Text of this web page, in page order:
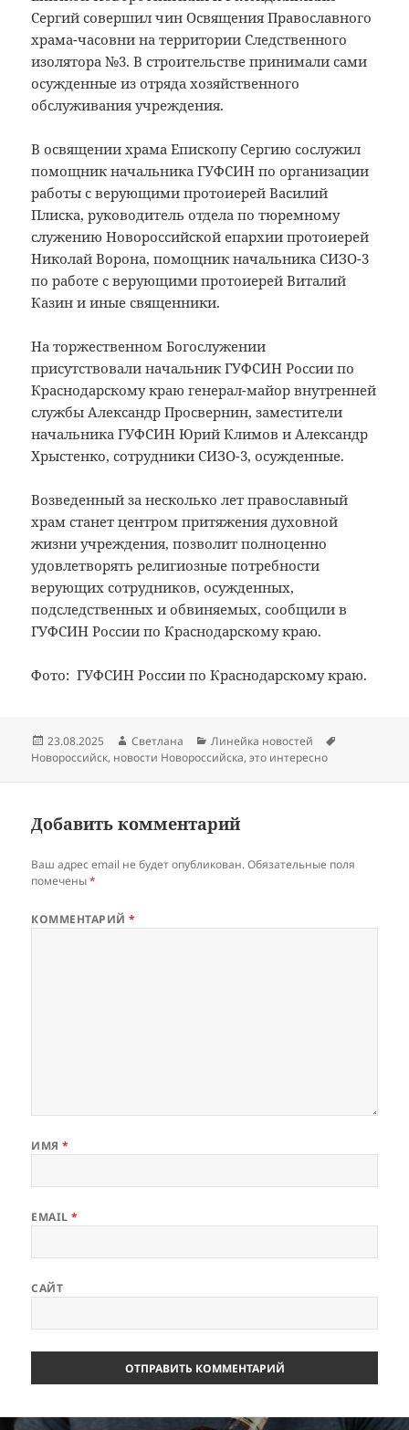
Сергий совершил чин Освящения Православного
храма-часовни на территории Следственного
изолятора №3. В строительстве принимали сами
осужденные из отряда хозяйственного
обслуживания учреждения.
В освящении храма Епископу Сергию сослужил
помощник начальника ГУФСИН по организации
работы с верующими протоиерей Василий
Плиска, руководитель отдела по тюремному
служению Новороссийской епархии протоиерей
Николай Ворона, помощник начальника СИЗО-3
по работе с верующими протоиерей Виталий
Казин и иные священники.
На торжественном Богослужении
присутствовали начальник ГУФСИН России по
Краснодарскому краю генерал-майор внутренней
службы Александр Просвернин, заместители
начальника ГУФСИН Юрий Климов и Александр
Хрыстенко, сотрудники СИЗО-3, осужденные.
Возведенный за несколько лет православный
храм станет центром притяжения духовной
жизни учреждения, позволит полноценно
удовлетворять религиозные потребности
верующих сотрудников, осужденных,
подследственных и обвиняемых, сообщили в
ГУФСИН России по Краснодарскому краю.
Фото: ГУФСИН России по Краснодарскому краю.
Опубликовано
23.08.2025 Автор
Светлана Рубрики
Линейка новостей
Новороссийск, новости Новороссийска,это интересно
Добавить комментарий
Ваш адрес email не будет опубликован. Обязательные поля
помечены*
КОММЕНТАРИЙ*
ИМЯ*
EMAIL*
САЙТ